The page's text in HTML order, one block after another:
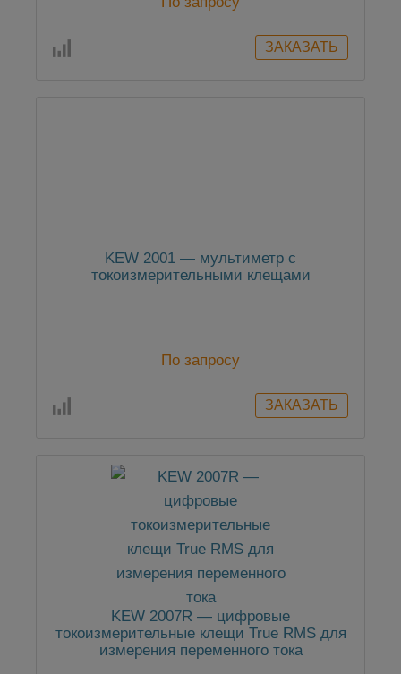
KEW 2001 — мультиметр с
токоизмерительными клещами
По запросу
KEW 2007R — цифровые
токоизмерительные клещи True RMS для
измерения переменного тока